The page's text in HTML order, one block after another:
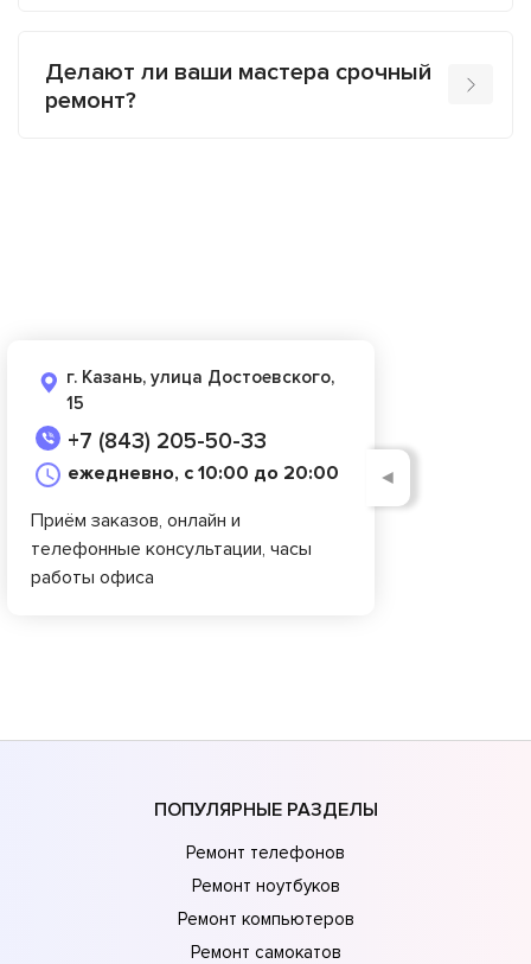
Делают ли ваши мастера срочный
ремонт?
г. Казань, улица Достоевского,
15
+7 (843) 205-50-33
ежедневно, с 10:00 до 20:00
Приём заказов, онлайн и
телефонные консультации, часы
работы офиса
◄
ПОПУЛЯРНЫЕ РАЗДЕЛЫ
Ремонт телефонов
Ремонт ноутбуков
Ремонт компьютеров
Ремонт самокатов